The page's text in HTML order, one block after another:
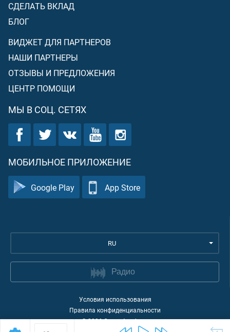
СДЕЛАТЬ ВКЛАД
БЛОГ
ВИДЖЕТ ДЛЯ ПАРТНЕРОВ
НАШИ ПАРТНЕРЫ
ОТЗЫВЫ И ПРЕДЛОЖЕНИЯ
ЦЕНТР ПОМОЩИ
МЫ В СОЦ. СЕТЯХ
МОБИЛЬНОЕ ПРИЛОЖЕНИЕ
Google Play App Store
RU
Радио
Условия использования
Правила конфиденциальности
©2026Quran Academy